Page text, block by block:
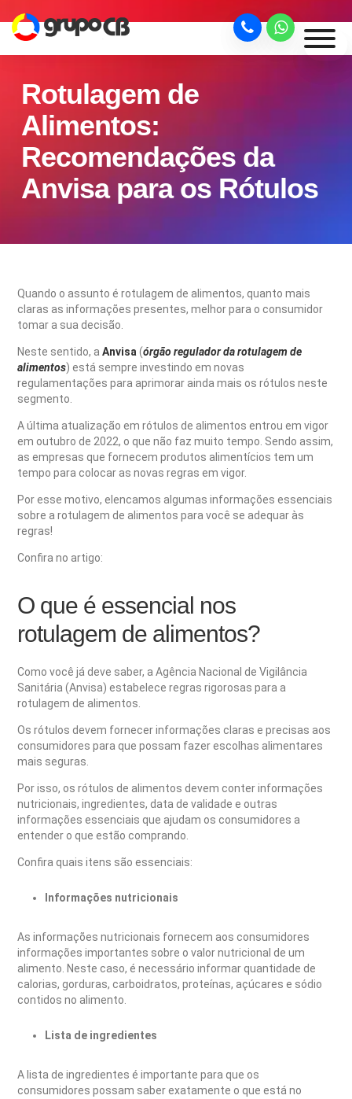
Rotulagem de
Alimentos:
Recomendações da
Anvisa para os Rótulos
Quando o assunto é rotulagem de alimentos, quanto mais
claras as informações presentes, melhor para o consumidor
tomar a sua decisão.
Neste sentido, aAnvisa (órgão regulador da rotulagem de
alimentos) está sempre investindo em novas
regulamentações para aprimorar ainda mais os rótulos neste
segmento.
A última atualização em rótulos de alimentos entrou em vigor
em outubro de 2022, o que não faz muito tempo. Sendo assim,
as empresas que fornecem produtos alimentícios tem um
tempo para colocar as novas regras em vigor.
Por esse motivo, elencamos algumas informações essenciais
sobre a rotulagem de alimentos para você se adequar às
regras!
Confira no artigo:
O que é essencial nos
rotulagem de alimentos?
Como você já deve saber, a Agência Nacional de Vigilância
Sanitária (Anvisa) estabelece regras rigorosas para a
rotulagem de alimentos.
Os rótulos devem fornecer informações claras e precisas aos
consumidores para que possam fazer escolhas alimentares
mais seguras.
Por isso, os rótulos de alimentos devem conter informações
nutricionais, ingredientes, data de validade e outras
informações essenciais que ajudam os consumidores a
entender o que estão comprando.
Confira quais itens são essenciais:
Informações nutricionais
As informações nutricionais fornecem aos consumidores
informações importantes sobre o valor nutricional de um
alimento. Neste caso, é necessário informar quantidade de
calorias, gorduras, carboidratos, proteínas, açúcares e sódio
contidos no alimento.
Lista de ingredientes
A lista de ingredientes é importante para que os
consumidores possam saber exatamente o que está no